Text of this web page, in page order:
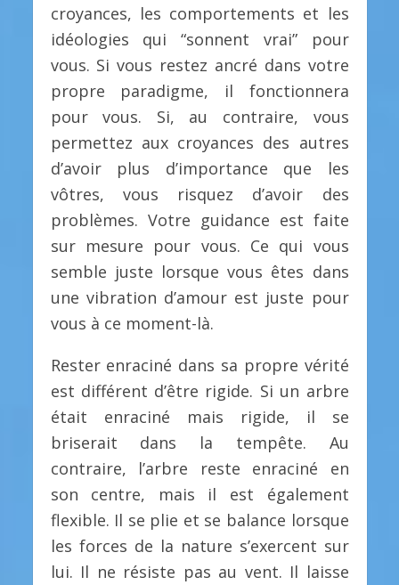
croyances, les comportements et les
idéologies qui “sonnent vrai” pour
vous. Si vous restez ancré dans votre
propre paradigme, il fonctionnera
pour vous. Si, au contraire, vous
permettez aux croyances des autres
d’avoir plus d’importance que les
vôtres, vous risquez d’avoir des
problèmes. Votre guidance est faite
sur mesure pour vous. Ce qui vous
semble juste lorsque vous êtes dans
une vibration d’amour est juste pour
vous à ce moment-là.
Rester enraciné dans sa propre vérité
est différent d’être rigide. Si un arbre
était enraciné mais rigide, il se
briserait dans la tempête. Au
contraire, l’arbre reste enraciné en
son centre, mais il est également
flexible. Il se plie et se balance lorsque
les forces de la nature s’exercent sur
lui. Il ne résiste pas au vent. Il laisse